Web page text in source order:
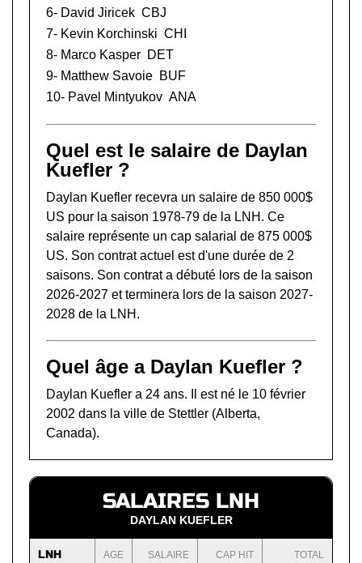
6- David Jiricek CBJ
7- Kevin Korchinski CHI
8- Marco Kasper DET
9- Matthew Savoie BUF
10- Pavel Mintyukov ANA
Quel est le salaire de Daylan
Kuefler ?
Daylan Kuefler recevra un salaire de 850 000$
US pour la saison 1978-79 de la LNH. Ce
salaire représente un cap salarial de 875 000$
US. Son contrat actuel est d'une durée de 2
saisons. Son contrat a débuté lors de la saison
2026-2027 et terminera lors de la saison 2027-
2028 de la LNH.
Quel âge a Daylan Kuefler ?
Daylan Kuefler a 24 ans. Il est né le 10 février
2002 dans la ville de Stettler (Alberta,
Canada).
SALAIRES LNH
DAYLAN KUEFLER
LNH AGE SALAIRE CAP HIT TOTAL